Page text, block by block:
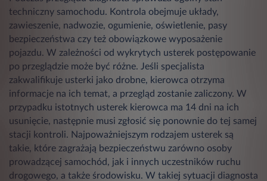
techniczny samochodu. Kontrola obejmuje układy,
zawieszenie, nadwozie, ogumienie, oświetlenie, pasy
bezpieczeństwa czy też obowiązkowe wyposażenie
pojazdu. W zależności od wykrytych usterek postępowanie
po przeglądzie może być różne. Jeśli specjalista
zakwalifikuje usterki jako drobne, kierowca otrzyma
informacje na ich temat, a przegląd zostanie zaliczony. W
przypadku istotnych usterek kierowca ma 14 dni na ich
usunięcie, następnie musi zgłosić się ponownie do tej samej
stacji kontroli. Najpoważniejszym rodzajem usterek są
takie, które zagrażają bezpieczeństwu zarówno osoby
prowadzącej samochód, jak i innych uczestników ruchu
drogowego, a także środowisku. W takiej sytuacji diagnosta